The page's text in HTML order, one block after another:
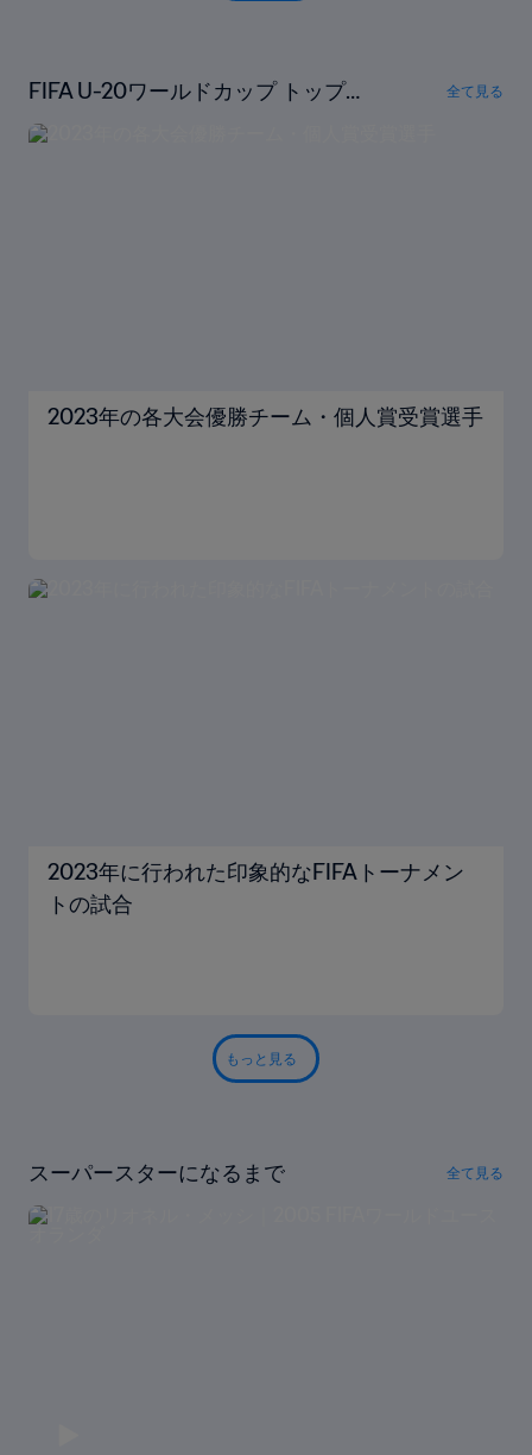
FIFA U-20ワールドカップ トップス
トーリー
全て見る
2023年の各大会優勝チーム・個人賞受賞選手
2023年に行われた印象的なFIFAトーナメン
トの試合
もっと見る
スーパースターになるまで 全て見る